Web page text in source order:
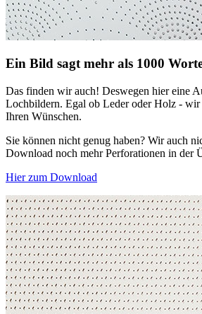
Ein Bild sagt mehr als 1000
Das finden wir auch! Deswegen hier eine
Lochbildern. Egal ob Leder oder Holz - wir
Ihren Wünschen.
Sie können nicht genug haben? Wir auch
Download noch mehr Perforationen in der
Hier zum Download